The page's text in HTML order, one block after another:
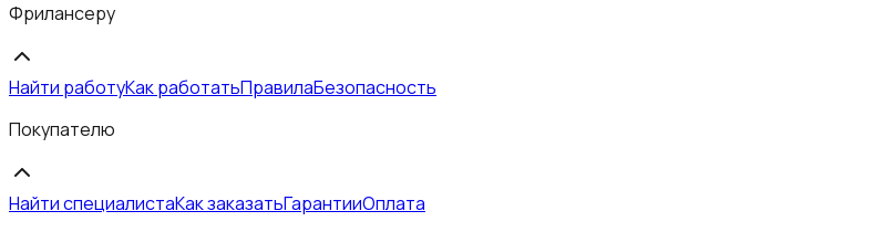
Фрилансеру
Найти работуКак работатьПравилаБезопасность
Покупателю
Найти специалистаКак заказатьГарантииОплата